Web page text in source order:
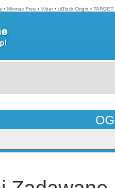
• Mixmax Free • Viber • uBlock Origin •